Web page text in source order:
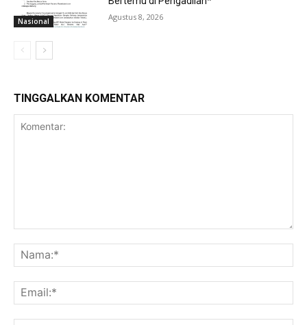
Nasional Agustus 8, 2026
TINGGALKAN KOMENTAR